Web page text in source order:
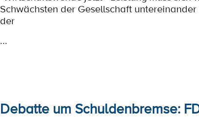
Schwächsten der Gesellschaft
der
...
Debatte um Schuldenbremse: